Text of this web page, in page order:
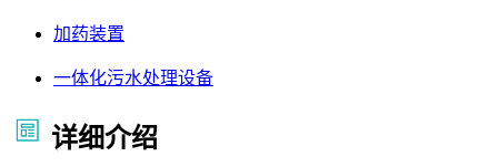
加药装置
一体化污水处理设备
详细介绍